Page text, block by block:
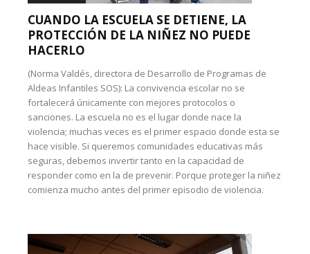
CUANDO LA ESCUELA SE DETIENE, LA
PROTECCIÓN DE LA NIÑEZ NO PUEDE
HACERLO
(Norma Valdés, directora de Desarrollo de Programas de
Aldeas Infantiles SOS): La convivencia escolar no se
fortalecerá únicamente con mejores protocolos o
sanciones. La escuela no es el lugar donde nace la
violencia; muchas veces es el primer espacio donde esta se
hace visible. Si queremos comunidades educativas más
seguras, debemos invertir tanto en la capacidad de
responder como en la de prevenir. Porque proteger la niñez
comienza mucho antes del primer episodio de violencia.